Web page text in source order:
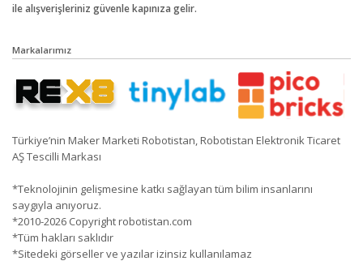
ile alışverişleriniz güvenle kapınıza gelir.
Markalarımız
Türkiye’nin Maker Marketi Robotistan, Robotistan Elektronik Ticaret
AŞ Tescilli Markası
*Teknolojinin gelişmesine katkı sağlayan tüm bilim insanlarını
saygıyla anıyoruz.
*2010-2026 Copyright robotistan.com
*Tüm hakları saklıdır
*Sitedeki görseller ve yazılar izinsiz kullanılamaz